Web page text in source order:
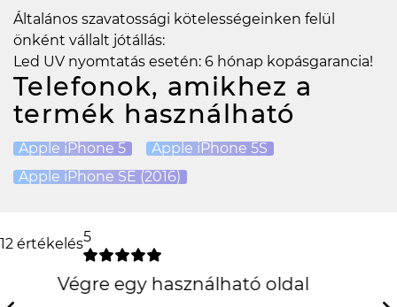
Általános szavatossági kötelességeinken felül
önként vállalt jótállás:
Led UV nyomtatás esetén: 6 hónap kopásgarancia!
Telefonok, amikhez a
termék használható
Apple iPhone 5
Apple iPhone 5S
Apple iPhone SE (2016)
12 értékelés5
Ma jött meg a tokom és
fantasztikus! :D KÖSZI